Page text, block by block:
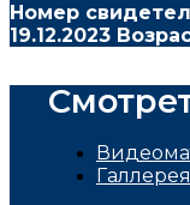
Номер
19.12.2023
Галлерея